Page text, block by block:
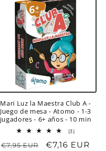
Mari Luz la Maestra Club A -
Juego de mesa - Atomo - 1-3
jugadores - 6+ años - 10 min
(3)3
totales
Precio
€7,95 EUR
Precio
€7,16 EUR